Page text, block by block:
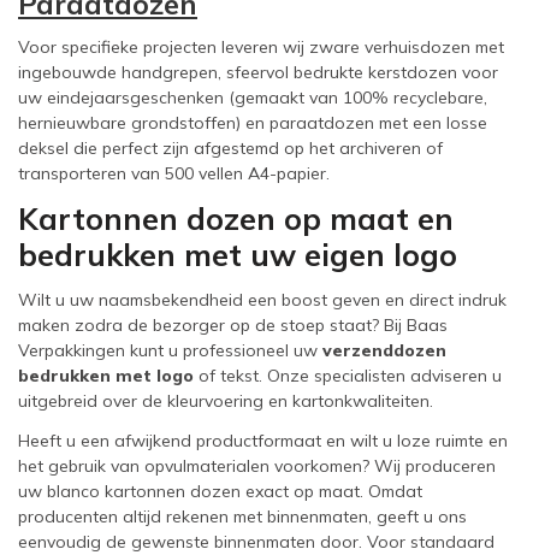
Voor specifieke projecten leveren wij zware verhuisdozen met
ingebouwde handgrepen, sfeervol bedrukte kerstdozen voor
uw eindejaarsgeschenken (gemaakt van 100% recyclebare,
hernieuwbare grondstoffen) en paraatdozen met een losse
deksel die perfect zijn afgestemd op het archiveren of
transporteren van 500 vellen A4-papier.
Kartonnen dozen op maat en
bedrukken met uw eigen logo
Wilt u uw naamsbekendheid een boost geven en direct indruk
maken zodra de bezorger op de stoep staat? Bij Baas
Verpakkingen kunt u professioneel uw verzenddozen
bedrukken met logo of tekst. Onze specialisten adviseren u
uitgebreid over de kleurvoering en kartonkwaliteiten.
Heeft u een afwijkend productformaat en wilt u loze ruimte en
het gebruik van opvulmaterialen voorkomen? Wij produceren
uw blanco kartonnen dozen exact op maat. Omdat
producenten altijd rekenen met binnenmaten, geeft u ons
eenvoudig de gewenste binnenmaten door. Voor standaard